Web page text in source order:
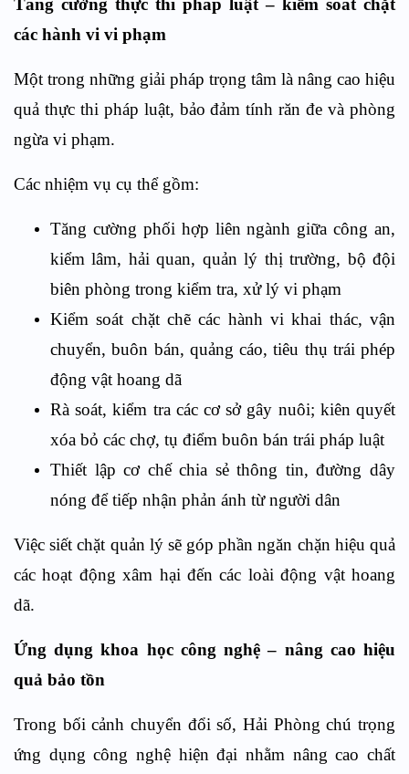
Tăng cường thực thi pháp luật – kiểm soát chặt
các hành vi vi phạm
Một trong những giải pháp trọng tâm là nâng cao hiệu
quả thực thi pháp luật, bảo đảm tính răn đe và phòng
ngừa vi phạm.
Các nhiệm vụ cụ thể gồm:
Tăng cường phối hợp liên ngành giữa công an,
kiểm lâm, hải quan, quản lý thị trường, bộ đội
biên phòng trong kiểm tra, xử lý vi phạm
Kiểm soát chặt chẽ các hành vi khai thác, vận
chuyển, buôn bán, quảng cáo, tiêu thụ trái phép
động vật hoang dã
Rà soát, kiểm tra các cơ sở gây nuôi; kiên quyết
xóa bỏ các chợ, tụ điểm buôn bán trái pháp luật
Thiết lập cơ chế chia sẻ thông tin, đường dây
nóng để tiếp nhận phản ánh từ người dân
Việc siết chặt quản lý sẽ góp phần ngăn chặn hiệu quả
các hoạt động xâm hại đến các loài động vật hoang
dã.
Ứng dụng khoa học công nghệ – nâng cao hiệu
quả bảo tồn
Trong bối cảnh chuyển đổi số, Hải Phòng chú trọng
ứng dụng công nghệ hiện đại nhằm nâng cao chất